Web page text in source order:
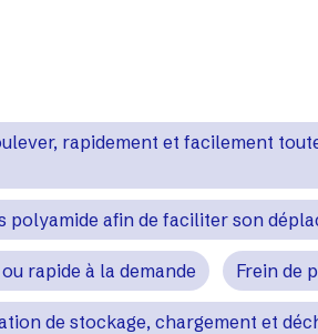
rapidement et facilement
polyamide afin de faciliter son
rapide à la demande Frein de
de stockage, chargement et